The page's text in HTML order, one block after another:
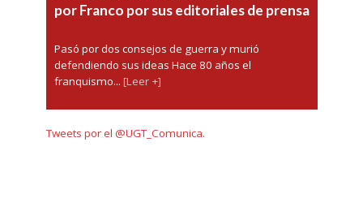
por Franco por sus editoriales de prensa
Pasó por dos consejos de guerra y murió
defendiendo sus ideas Hace 80 años el
franquismo... [Leer +]
Tweets por el @UGT_Comunica.